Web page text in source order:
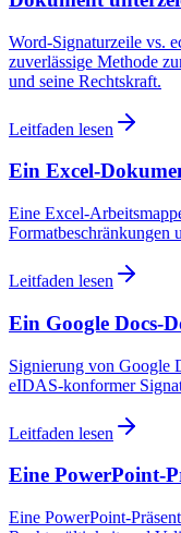
Word-Signaturzeile vs.
zuverlässige Methode
und seine Rechtskraft.
Leitfaden lesen
Ein Excel-
Eine Excel-
Formatbeschränkungen
Leitfaden lesen
Ein Google Docs-
Signierung von Google
eIDAS-konformer
Leitfaden lesen
Eine PowerPoint-
Eine PowerPoint-